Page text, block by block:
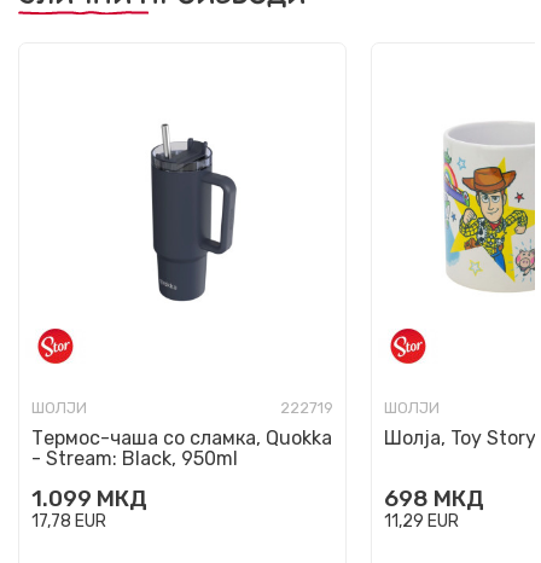
ШОЛЈИ 222719
Термос-чаша со сламка, Quokka
- Stream: Black, 950ml
1.099 МКД
17,78 EUR
ШОЛЈИ
Шолја, Toy
698 МКД
11,29 EUR